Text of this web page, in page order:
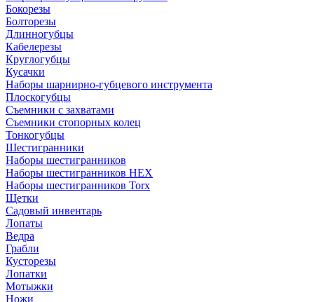
Бокорезы
Болторезы
Длинногубцы
Кабелерезы
Круглогубцы
Кусачки
Наборы шарнирно-губцевого инструмента
Плоскогубцы
Съемники с захватами
Съемники стопорных колец
Тонкогубцы
Шестигранники
Наборы шестигранников
Наборы шестигранников HEX
Наборы шестигранников Torx
Щетки
Садовый инвентарь
Лопаты
Ведра
Грабли
Кусторезы
Лопатки
Мотыжки
Ножи